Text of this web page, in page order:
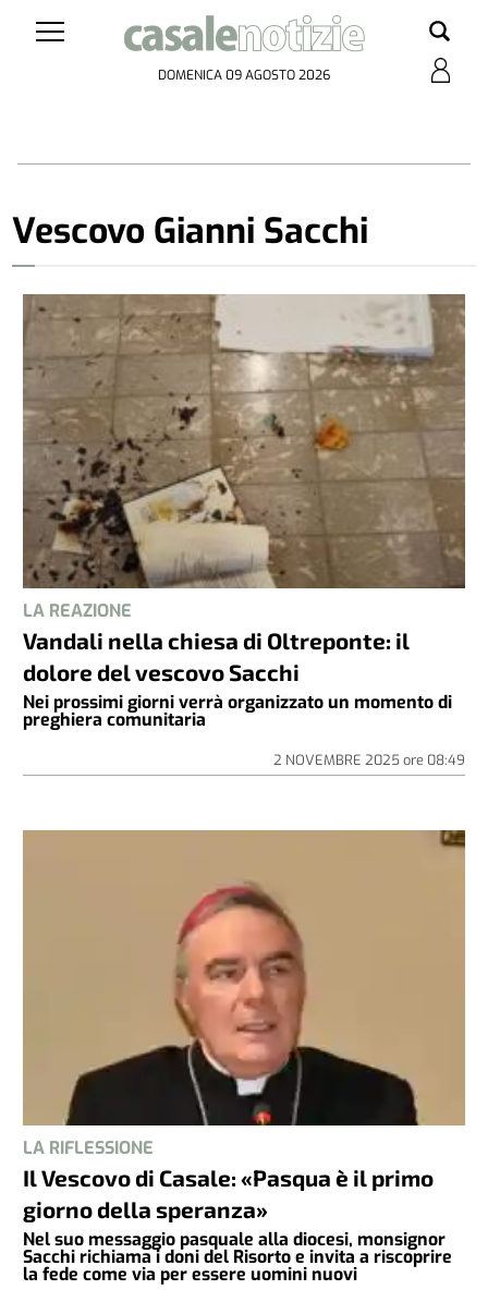
DOMENICA 09 AGOSTO 2026
Vescovo Gianni Sacchi
LA REAZIONE
Vandali nella chiesa di Oltreponte: il
dolore del vescovo Sacchi
Nei prossimi giorni verrà organizzato un momento di
preghiera comunitaria
2 NOVEMBRE 2025ore 08:49
LA RIFLESSIONE
Il Vescovo di Casale: «Pasqua è il primo
giorno della speranza»
Nel suo messaggio pasquale alla diocesi, monsignor
Sacchi richiama i doni del Risorto e invita a riscoprire
la fede come via per essere uomini nuovi